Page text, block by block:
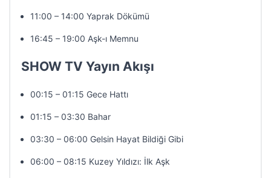
11:00 – 14:00 Yaprak Dökümü
16:45 – 19:00 Aşk-ı Memnu
SHOW TV Yayın Akışı
00:15 – 01:15 Gece Hattı
01:15 – 03:30 Bahar
03:30 – 06:00 Gelsin Hayat Bildiği Gibi
06:00 – 08:15 Kuzey Yıldızı: İlk Aşk